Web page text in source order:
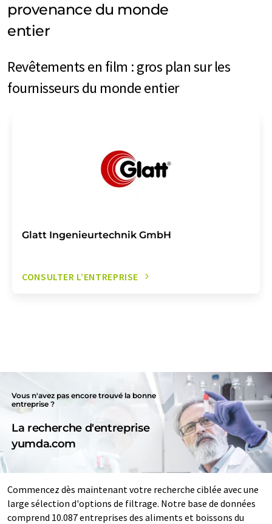
provenance du monde
entier
Revêtements en film : gros plan sur les
fournisseurs du monde entier
Glatt Ingenieurtechnik GmbH
CONSULTER L’ENTREPRISE
Vous n'avez pas encore trouvé la bonne
entreprise ?
La recherche d'entreprise
yumda.com
Commencez dès maintenant votre recherche ciblée avec une
large sélection d'options de filtrage. Notre base de données
comprend 10.087 entreprises des aliments et boissons du